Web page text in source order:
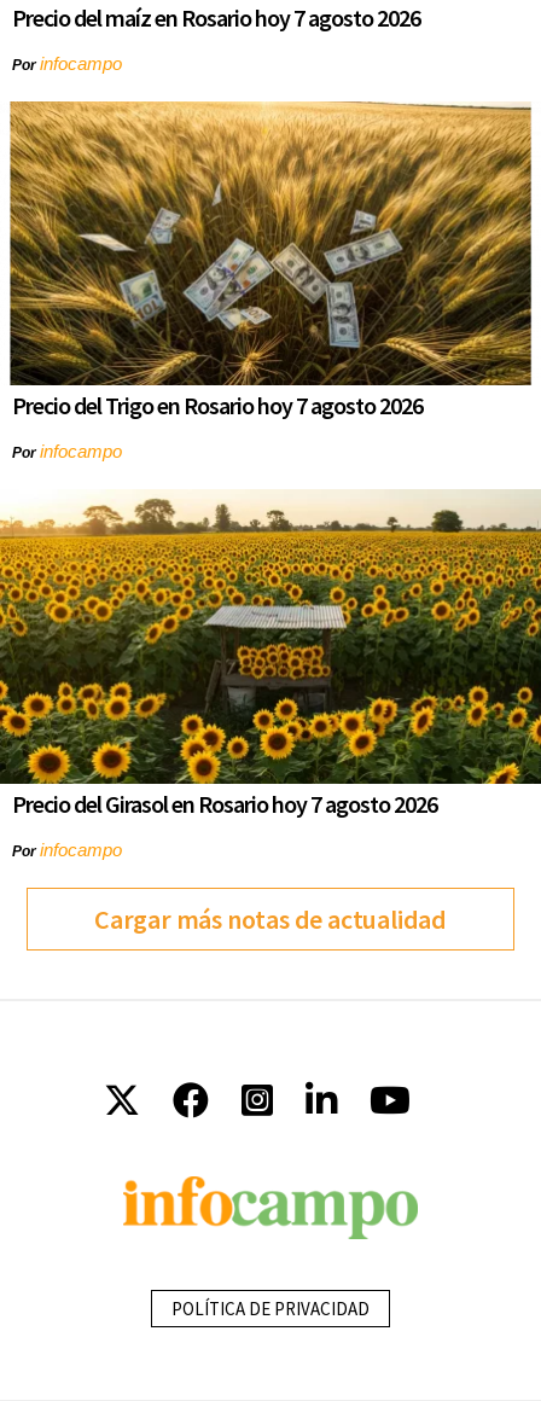
Precio del maíz en Rosario hoy 7 agosto 2026
Porinfocampo
Precio del Trigo en Rosario hoy 7 agosto 2026
Porinfocampo
Precio del Girasol en Rosario hoy 7 agosto 2026
Porinfocampo
Cargar más notas de actualidad
POLÍTICA DE PRIVACIDAD